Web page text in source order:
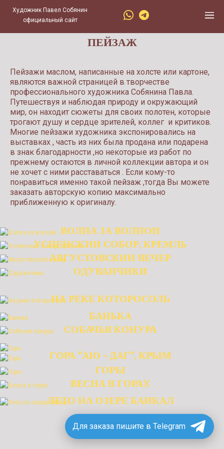
Художник Павел Собянин
официальный сайт
ПЕЙЗАЖ
Пейзажи маслом, написанные на холсте или картоне,
являются важной страницей в творчестве
профессионального художника Собянина Павла.
Путешествуя и наблюдая природу и окружающий
мир, он находит сюжеты для своих полотен, которые
трогают душу и сердце зрителей, коллег и критиков.
Многие пейзажи художника экспонировались на
выставках , часть из них была продана или подарена
в знак благодарности ,но некоторые из работ по
прежнему остаются в личной коллекции автора и он
не хочет с ними расставаться . Если кому-то
понравиться именно такой пейзаж ,тогда Вы можете
заказать авторскую копию максимально
приближенную к оригиналу.
ВОЛНА ЗА ВОЛНОЙ
УСПЕНСКИЙ СОБОР, КРЕМЛЬ
АВГУСТОВСКИЙ ВЕЧЕР
ОДУВАНЧИКИ
"СЕРЫЙ ДЕНЬ РОССИИ"
"ЛЕТО НА ВОЛГЕ"
НА РЕКЕ КОТОРОСОЛЬ
РАННЕЙ ВЕСНЫ В РОССИИ
БАНЬКА
СОБАЧЬЯ КОНУРА
"ЗАКАТ НА ВОЛЖСКОМ ПРИЧАЛЕ"
ГОРА "АЮ - ДАГ", КРЫМ
ГОРЫ
ВЕСНА В ГОРАХ
"ЭВЕРЕСТ"
ЛЕТО НА ОЗЕРЕ БАЙКАЛ
Для заказа пишите в Telegram